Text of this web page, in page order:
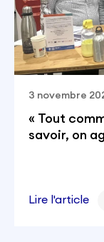
3 novembre
« Tout
savoir, on
Lire l'article